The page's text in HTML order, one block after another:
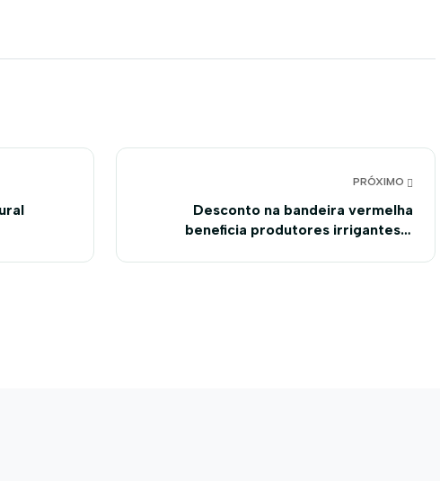
PRÓXIMO
Desconto na bandeira vermelha
beneficia produtores irrigantes e